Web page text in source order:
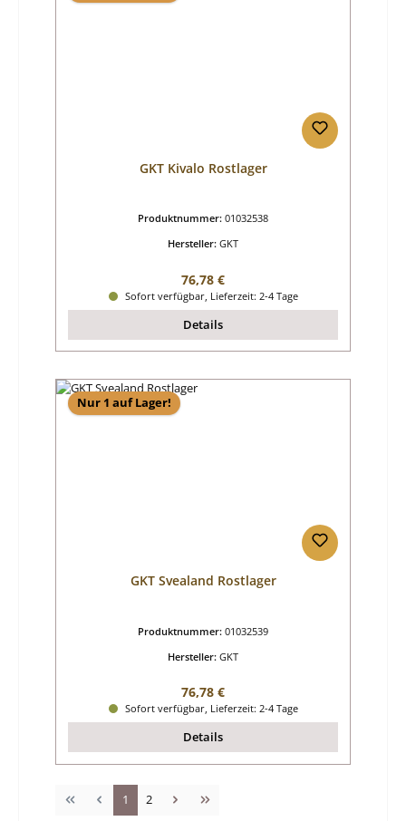
GKT Kivalo Rostlager
Produktnummer: 01032538
Hersteller: GKT
Regulärer Preis:
76,78 €
Sofort verfügbar, Lieferzeit: 2-4 Tage
Details
Nur 1 auf Lager!
GKT Svealand Rostlager
Produktnummer: 01032539
Hersteller: GKT
Regulärer Preis:
76,78 €
Sofort verfügbar, Lieferzeit: 2-4 Tage
Details
Seite
1 Seite
2